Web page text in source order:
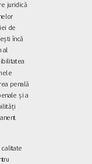
juridică
de
încă
al
penală
și a